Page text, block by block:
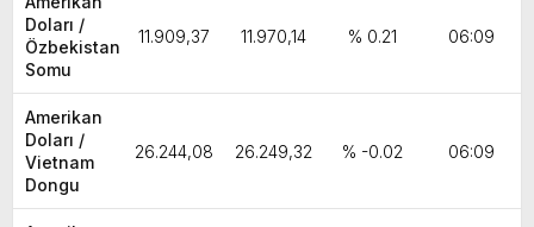
Doları /
Özbekistan
Somu
11.909,37 11.970,14 % 0.21 06:09
Amerikan
Doları /
Vietnam
Dongu
26.244,08 26.249,32 % -0.02 06:09